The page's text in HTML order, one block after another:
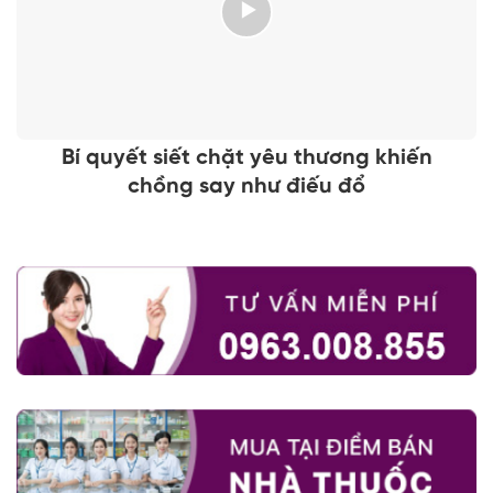
Bí quyết siết chặt yêu thương khiến
chồng say như điếu đổ